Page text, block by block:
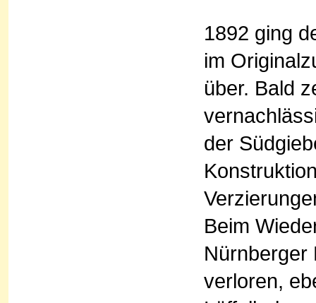
1892 ging
im
über. Bald
der
Beim
Nürnberger
verloren,